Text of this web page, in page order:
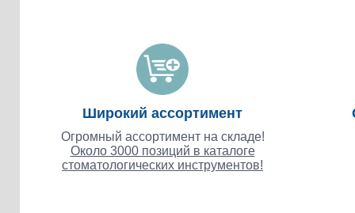
Широкий ассортимент
Огромный ассортимент на складе!
Около 3000 позиций в каталоге
стоматологических инструментов!